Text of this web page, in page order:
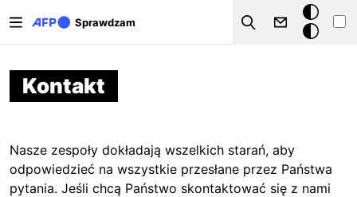
Sprawdzam
Szukaj
Tryb
ciemny
Kontakt
Nasze zespoły dokładają wszelkich starań, aby
odpowiedzieć na wszystkie przesłane przez Państwa
pytania. Jeśli chcą Państwo skontaktować się z nami